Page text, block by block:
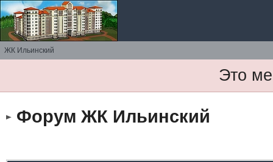
ЖК Ильинский
Это
Форум ЖК Ильинский